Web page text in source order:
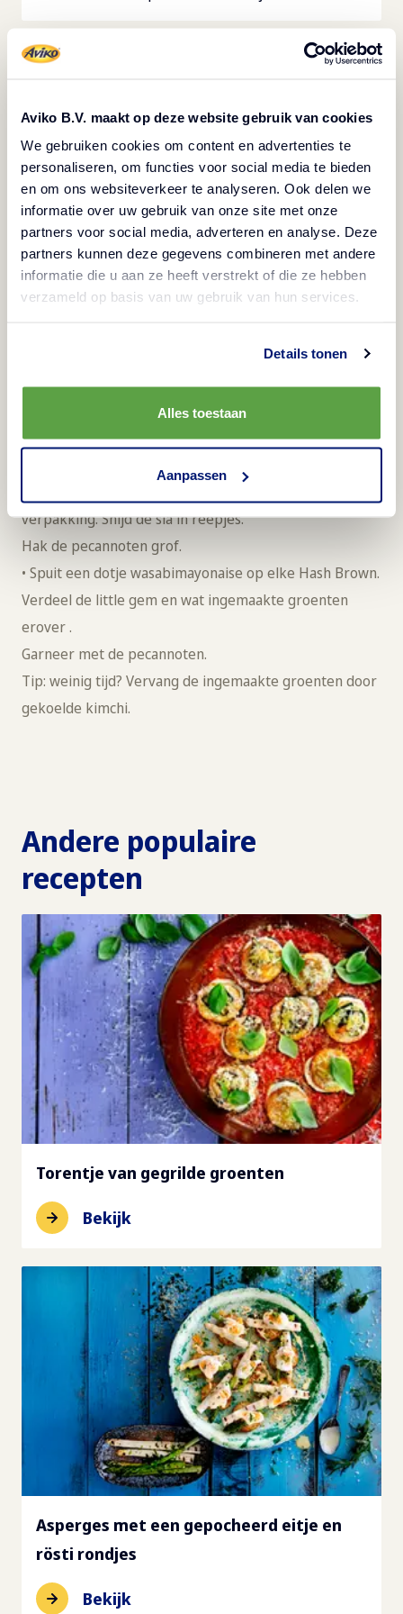
Aviko B.V. maakt op deze website gebruik van cookies
We gebruiken cookies om content en advertenties te
personaliseren, om functies voor social media te bieden
en om ons websiteverkeer te analyseren. Ook delen we
informatie over uw gebruik van onze site met onze
partners voor social media, adverteren en analyse. Deze
partners kunnen deze gegevens combineren met andere
informatie die u aan ze heeft verstrekt of die ze hebben
verzameld op basis van uw gebruik van hun services.
Details tonen
Alles toestaan
Aanpassen
Bereidingswijze
Bereiding: 30 minuten + koelen
• Verwarm de wijnazijn met de suiker in een steelpan.
Snijd de gember in plakjes. Voeg de gember en
steranijs toe
• Maak ondertussen de groenten schoon en snijd ze in
stukjes of kleine roosjes. Doe de groenten in een kom.
de zoetzure marinade en sesamolie erover en laat
verpakking. Snijd de sla in reepjes.
Hak de pecannoten grof.
• Spuit een dotje wasabimayonaise op elke Hash Brown.
Verdeel de little gem en wat ingemaakte groenten
erover .
Garneer met de pecannoten.
Tip: weinig tijd? Vervang de ingemaakte groenten door
gekoelde kimchi.
Andere populaire
recepten
Torentje van gegrilde groenten
Bekijk
Asperges met een gepocheerd eitje en
rösti rondjes
Bekijk